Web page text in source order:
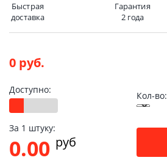
Быстрая
доставка
Гарантия
2 года
0 руб.
Доступно:
Кол-во:
За 1 штуку:
0.00 pуб